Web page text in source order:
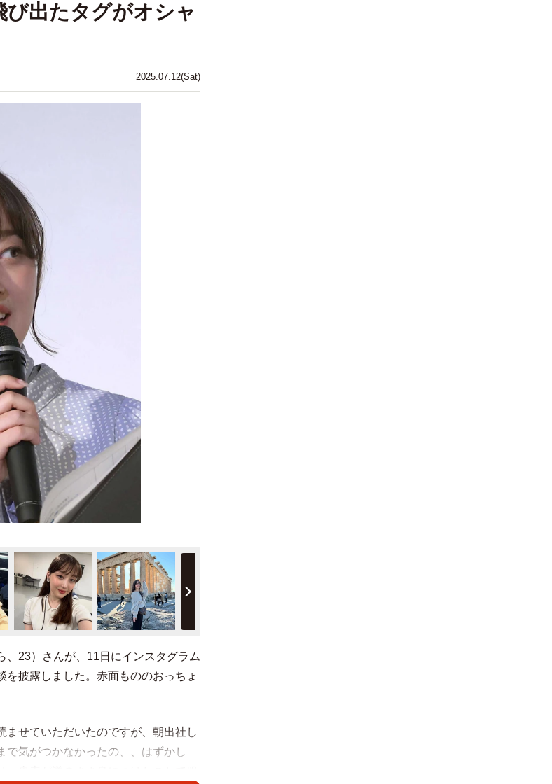
2025.07.12(Sat)
び出たタグがオシャ
23）さんが、11日にインスタグラム
披露しました。赤面もののおっちょ
せていただいたのですが、朝出社し
で気がつかなかったの、、はずかし